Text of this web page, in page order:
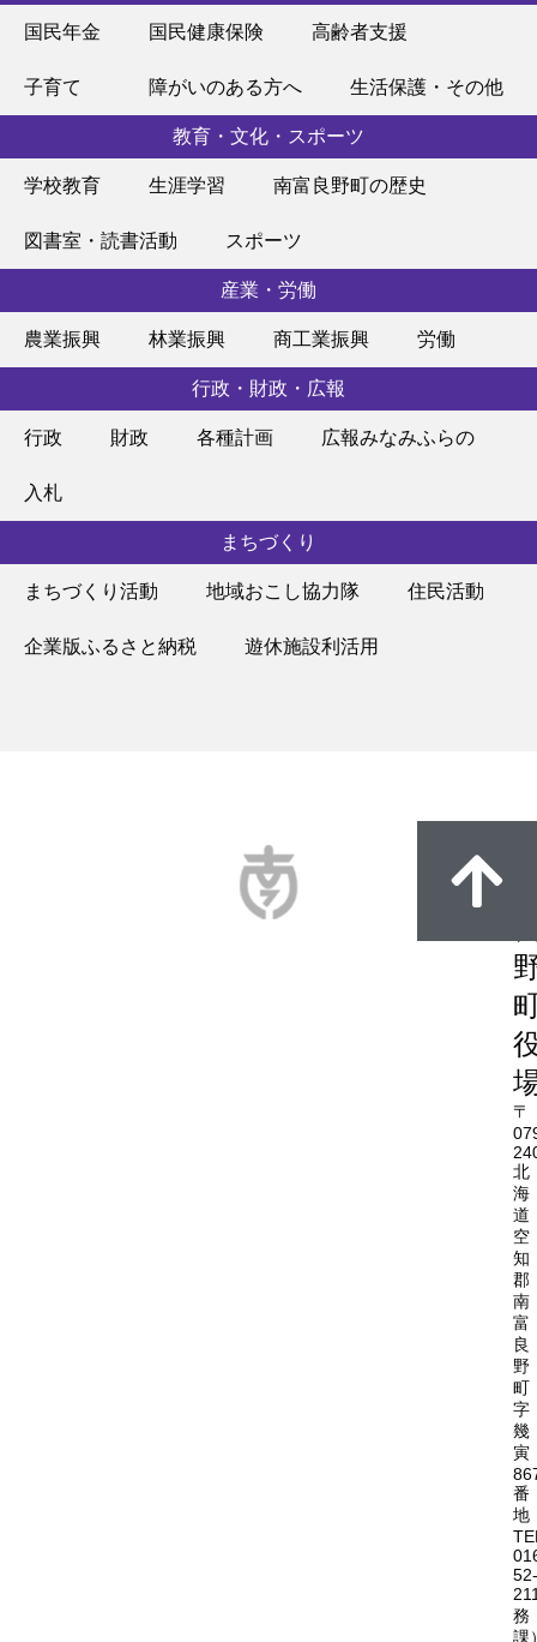
国民年金 国民健康保険 高齢者支援
子育て 障がいのある方へ 生活保護・その他
教育・文化・スポーツ
学校教育 生涯学習 南富良野町の歴史
図書室・読書活動 スポーツ
産業・労働
農業振興 林業振興 商工業振興 労働
行政・財政・広報
行政 財政 各種計画 広報みなみふらの
入札
まちづくり
まちづくり活動 地域おこし協力隊 住民活動
企業版ふるさと納税 遊休施設利活用
〒
北
海
道
空
知
郡
南
富
良
野
町
字
幾
寅
番
地
52-
務
課